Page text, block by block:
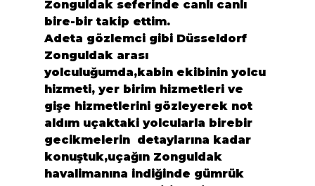
Zonguldak seferinde canlı canlı
bire-bir takip ettim.
Adeta gözlemci gibi Düsseldorf
Zonguldak arası
yolculuğumda,kabin ekibinin yolcu
hizmeti, yer birim hizmetleri ve
gişe hizmetlerini gözleyerek not
aldım uçaktaki yolcularla birebir
gecikmelerin  detaylarına kadar
konuştuk,uçağın Zonguldak
havalimanına indiğinde gümrük